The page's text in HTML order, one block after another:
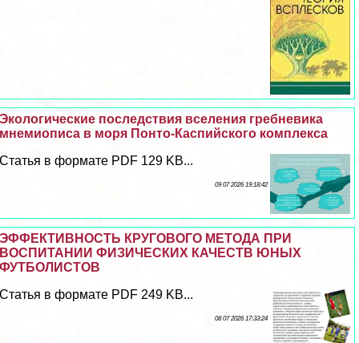
Экологические последствия вселения гребневика
мнемиописа в моря Понто-Каспийского комплекса
Статья в формате PDF 129 KB...
09 07 2026 19:18:42
ЭФФЕКТИВНОСТЬ КРУГОВОГО МЕТОДА ПРИ
ВОСПИТАНИИ ФИЗИЧЕСКИХ КАЧЕСТВ ЮНЫХ
ФУТБОЛИСТОВ
Статья в формате PDF 249 KB...
08 07 2026 17:33:24